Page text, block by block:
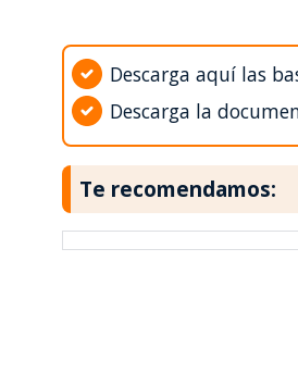
Descarga aquí las
Descarga la
Te recomendamos: